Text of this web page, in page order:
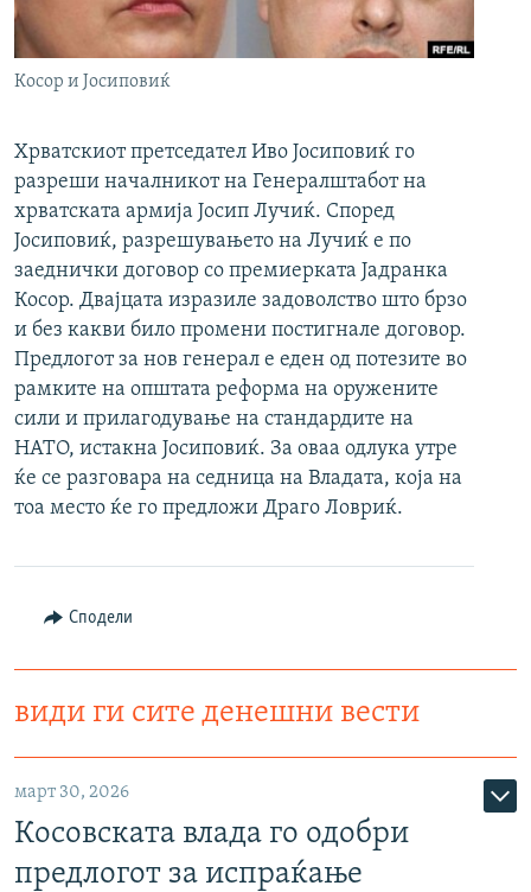
РСЕ веб страници
Косор и Јосиповиќ
Хрватскиот претседател Иво Јосиповиќ го
разреши началникот на Генералштабот на
хрватската армија Јосип Лучиќ. Според
Јосиповиќ, разрешувањето на Лучиќ е по
заеднички договор со премиерката Јадранка
Косор. Двајцата изразиле задоволство што брзо
и без какви било промени постигнале договор.
Предлогот за нов генерал е еден од потезите во
рамките на општата реформа на оружените
сили и прилагодување на стандардите на
НАТО, истакна Јосиповиќ. За оваа одлука утре
ќе се разговара на седница на Владата, која на
тоа место ќе го предложи Драго Ловриќ.
Сподели
види ги сите денешни вести
март 30, 2026
Косовската влада го одобри
предлогот за испраќање